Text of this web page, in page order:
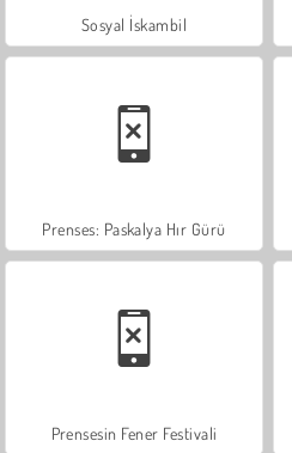
Sosyal İskambil
Prenses: Paskalya Hır Gürü
Prensesin Fener Festivali